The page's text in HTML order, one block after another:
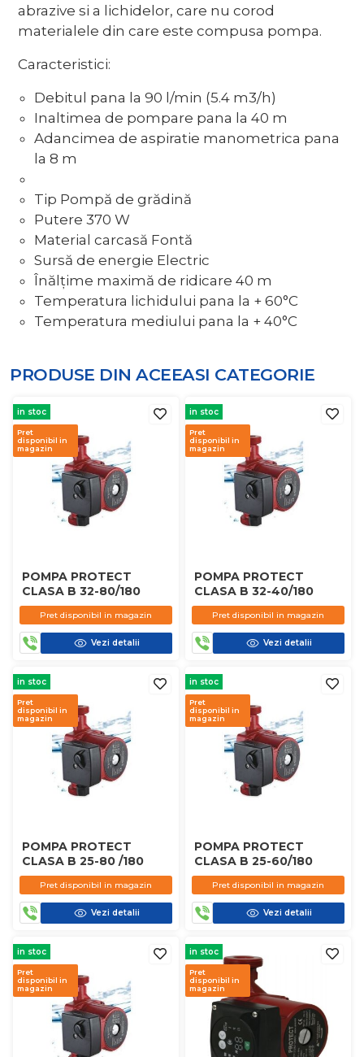
abrazive si a lichidelor, care nu corod
materialele din care este compusa pompa.
Caracteristici:
Debitul pana la 90 l/min (5.4 m3/h)
Inaltimea de pompare pana la 40 m
Adancimea de aspiratie manometrica pana
la 8 m
Tip Pompă de grădină
Putere 370 W
Material carcasă Fontă
Sursă de energie Electric
Înălțime maximă de ridicare 40 m
Temperatura lichidului pana la + 60°C
Temperatura mediului pana la + 40°C
PRODUSE DIN ACEEASI CATEGORIE
in stoc
Pret
disponibil in
magazin
POMPA PROTECT
CLASA B 32-80/180
Pret disponibil in magazin
Vezi detalii
in stoc
Pret
disponibil in
magazin
POMPA PROTECT
CLASA B 32-40/180
Pret disponibil in magazin
Vezi detalii
in stoc
Pret
disponibil in
magazin
POMPA PROTECT
CLASA B 25-80 /180
Pret disponibil in magazin
Vezi detalii
in stoc
Pret
disponibil in
magazin
POMPA PROTECT
CLASA B 25-60/180
Pret disponibil in magazin
Vezi detalii
in stoc
Pret
disponibil in
magazin
in stoc
Pret
disponibil in
magazin